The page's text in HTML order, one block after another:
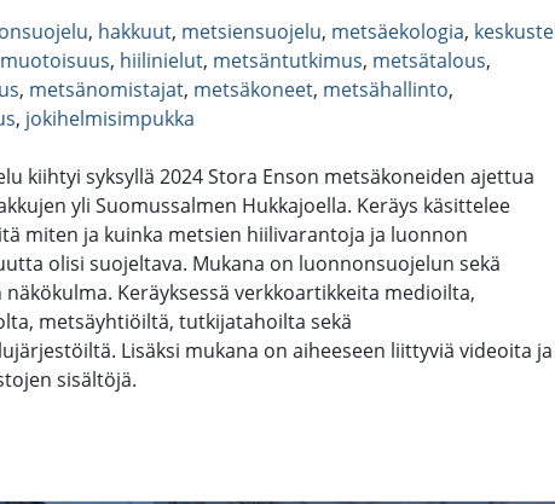
, hakkuut, metsiensuojelu, metsäekologia,
, hiilinielut, metsäntutkimus, metsätalous,
, metsänomistajat, metsäkoneet, metsähallinto,
, jokihelmisimpukka
kiihtyi syksyllä 2024 Stora Enson metsäkoneiden ajettua
yli Suomussalmen Hukkajoella. Keräys käsittelee
miten ja kuinka metsien hiilivarantoja ja luonnon
olisi suojeltava. Mukana on luonnonsuojelun sekä
Keräyksessä verkkoartikkeita medioilta,
metsäyhtiöiltä, tutkijatahoilta sekä
Lisäksi mukana on aiheeseen liittyviä videoita ja
sisältöjä.